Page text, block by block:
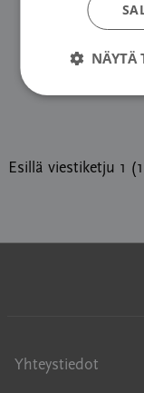
Esillä viestiketju 1
Yhteystiedot
NÄYTÄ